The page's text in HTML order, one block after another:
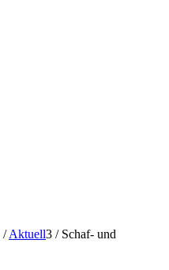
/ Aktuell3 / Schaf- und